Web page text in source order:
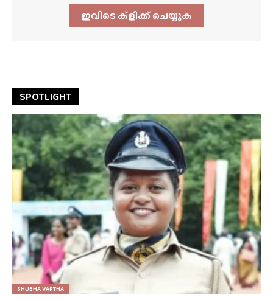
ഇവിടെ ക്ളിക്ക്‌ ചെയ്യുക
SPOTLIGHT
SHUBHA VARTHA